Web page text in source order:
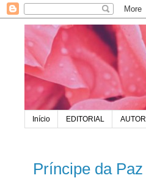
Início EDITORIAL
Príncipe da Paz